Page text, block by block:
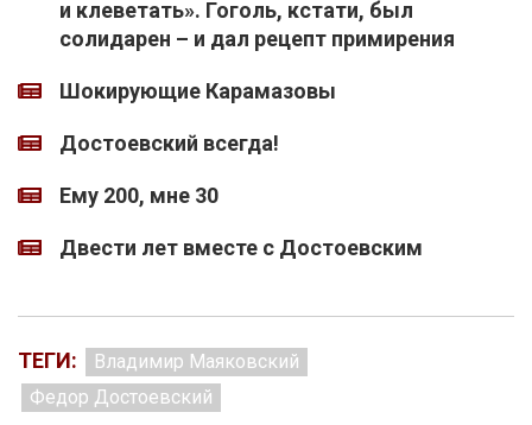
и клеветать». Гоголь, кстати, был
солидарен – и дал рецепт примирения
Шокирующие Карамазовы
Достоевский всегда!
Ему 200, мне 30
Двести лет вместе с Достоевским
ТЕГИ:
Владимир Маяковский
Федор Достоевский